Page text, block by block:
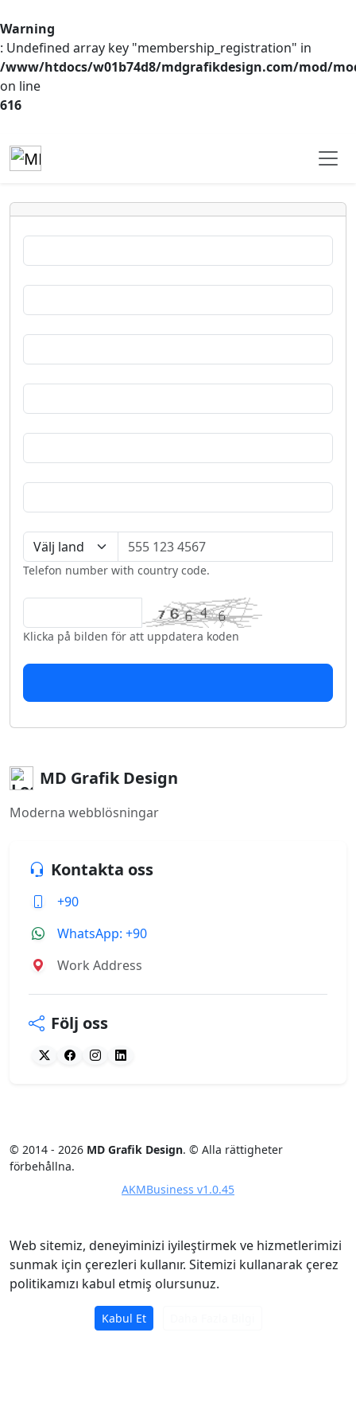
Warning
: Undefined array key "membership_registration" in
/www/htdocs/w01b74d8/mdgrafikdesign.com/mod/
on line
616
Telefon number with country code.
Klicka på bilden för att uppdatera koden
MD Grafik Design
Moderna webblösningar
Kontakta oss
+90
WhatsApp: +90
Work Address
Följ oss
© 2014 - 2026 MD Grafik Design. © Alla rättigheter
förbehållna.
AKMBusiness v1.0.45
Web sitemiz, deneyiminizi iyileştirmek ve hizmetlerimizi
sunmak için çerezleri kullanır. Sitemizi kullanarak çerez
politikamızı kabul etmiş olursunuz.
Kabul Et